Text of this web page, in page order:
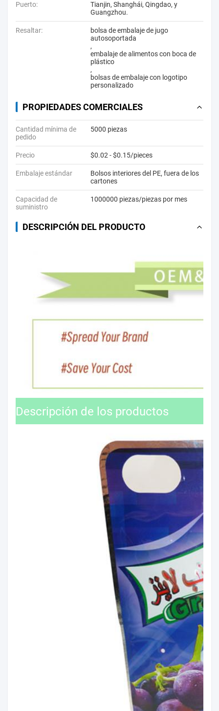
Puerto:
Tianjin, Shanghái, Qingdao, y
Guangzhou.
Resaltar:
bolsa de embalaje de jugo
autosoportada
,
embalaje de alimentos con boca de
plástico
,
bolsas de embalaje con logotipo
personalizado
PROPIEDADES COMERCIALES
Cantidad mínima de
pedido
5000 piezas
Precio $0.02 - $0.15/pieces
Embalaje estándar
Bolsos interiores del PE, fuera de los
cartones
Capacidad de
suministro
1000000 piezas/piezas por mes
DESCRIPCIÓN DEL PRODUCTO
Descripción de los productos